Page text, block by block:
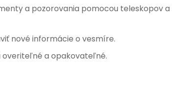
a pozorovania pomocou teleskopov a
nové informácie o vesmíre.
overiteľné a opakovateľné.